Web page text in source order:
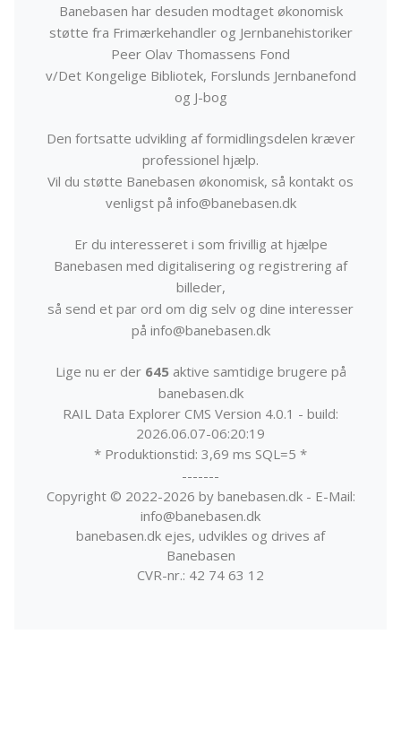
Banebasen har desuden modtaget økonomisk
støtte fra Frimærkehandler og Jernbanehistoriker
Peer Olav Thomassens Fond
v/Det Kongelige Bibliotek, Forslunds Jernbanefond
og J-bog
Den fortsatte udvikling af formidlingsdelen kræver
professionel hjælp.
Vil du støtte Banebasen økonomisk, så kontakt os
venligst på info@banebasen.dk
Er du interesseret i som frivillig at hjælpe
Banebasen med digitalisering og registrering af
billeder,
så send et par ord om dig selv og dine interesser
på info@banebasen.dk
Lige nu er der 645aktive samtidige brugere på
banebasen.dk
RAIL Data Explorer CMS Version 4.0.1 - build:
2026.06.07-06:20:19
* Produktionstid: 3,69 ms SQL=5 *
-------
Copyright © 2022-2026 by banebasen.dk - E-Mail:
info@banebasen.dk
banebasen.dk ejes, udvikles og drives af
Banebasen
CVR-nr.: 42 74 63 12